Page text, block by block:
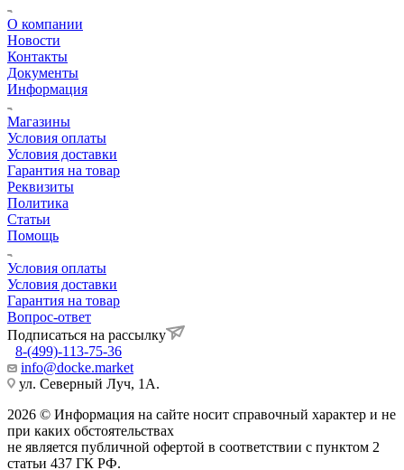
О компании
Новости
Контакты
Документы
Информация
Магазины
Условия оплаты
Условия доставки
Гарантия на товар
Реквизиты
Политика
Статьи
Помощь
Условия оплаты
Условия доставки
Гарантия на товар
Вопрос-ответ
Подписаться на рассылку
8-(499)-113-75-36
info@docke.market
ул. Северный Луч, 1А.
2026 © Информация на сайте носит справочный характер и не
при каких обстоятельствах
не является публичной офертой в соответствии с пунктом 2
статьи 437 ГК РФ.